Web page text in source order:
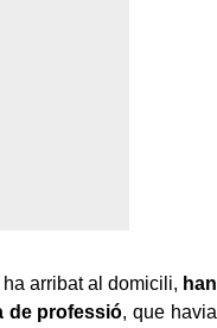
arribat al domicili, han
de professió, que havia